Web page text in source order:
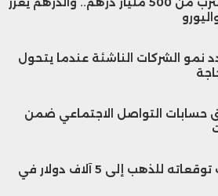
الشراكة، مؤكدةً على بعدها
الدور الحيوي الذي يمكن
الخاص في تعزيز فرص
التعاون الثنائي بين
نمو الشركات الناشئة عندما يتحول
التواصل الاجتماعي ضمن
يو بي إس يرفع سقف توقعاته للذهب إلى 5 آلاف دولار في